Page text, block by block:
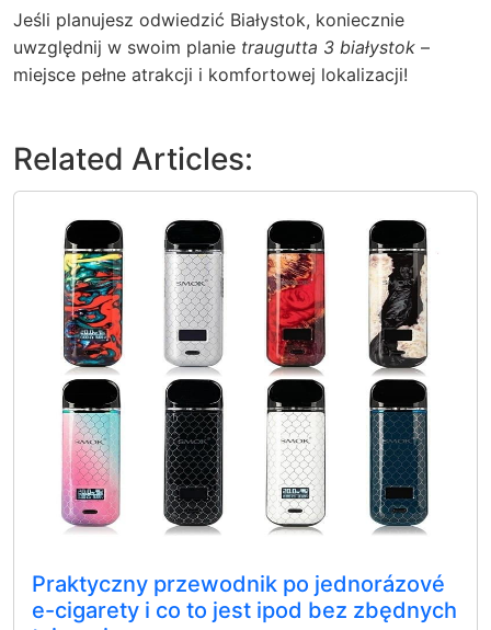
Jeśli planujesz odwiedzić Białystok, koniecznie
uwzględnij w swoim planie traugutta 3 białystok –
miejsce pełne atrakcji i komfortowej lokalizacji!
Related Articles:
Praktyczny przewodnik po jednorázové
e-cigarety i co to jest ipod bez zbędnych